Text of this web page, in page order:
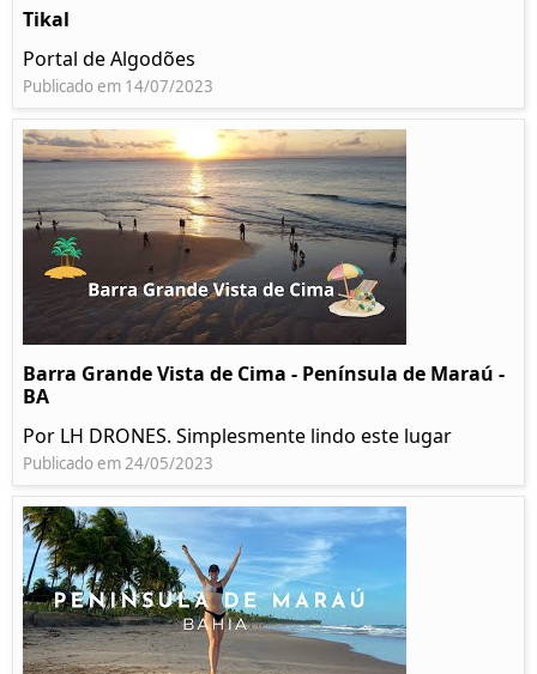
Tikal
Portal de Algodões
Publicado em 14/07/2023
Barra Grande Vista de Cima - Península de Maraú -
BA
Por LH DRONES. Simplesmente lindo este lugar
Publicado em 24/05/2023